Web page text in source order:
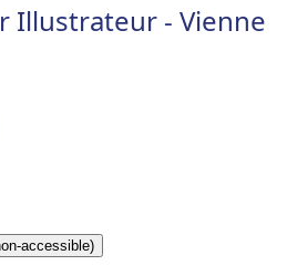
Illustrateur - Vienne
accessible)